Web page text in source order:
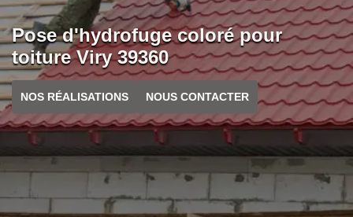
Pose d'hydrofuge coloré pour
toiture Viry 39360
NOS RÉALISATIONS NOUS CONTACTER